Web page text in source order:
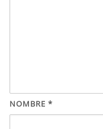
NOMBRE *